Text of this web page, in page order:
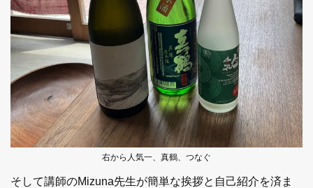
右から人気一、真鶴、つなぐ
そして講師のMizuna先生が簡単な挨拶と自己紹介を済ま